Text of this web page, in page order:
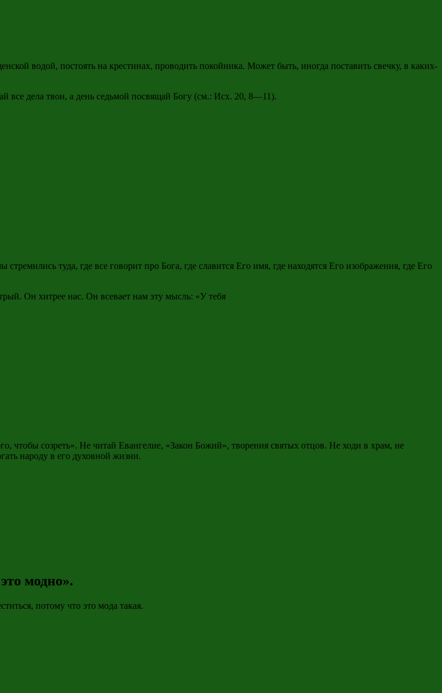
водой, постоять на крестинах, проводить покойника. Может быть, иногда поставить свечку, в каких-
все дела твои, а день седьмой посвящай Богу (см.: Исх. 20, 8—11).
туда, где все говорит про Бога, где славится Его имя, где находятся Его изображения, где Его
Он хитрее нас. Он всевает нам эту мысль: «У тебя
чтобы созреть». Не читай Евангелие, «Закон Божий», творения святых отцов. Не ходи в храм, не
народу в его духовной жизни.
модно».
потому что это мода такая.